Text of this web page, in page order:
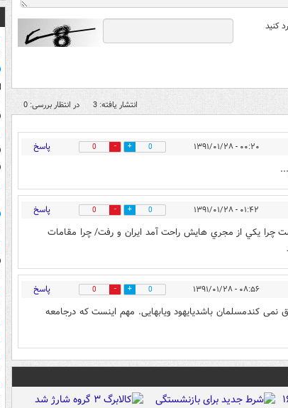
کنید
انتشار یافته: 3 در انتظار بررسی: 0
۰۰:۲۰ - ۱۳۹۱/۰۱/۲۸ 0
0 پاسخ
۰۱:۴۲ - ۱۳۹۱/۰۱/۲۸ 0
0 پاسخ
چرا يكي از مجري هايش راحت آمد ايران و رفت/ چرا مقامات
۰۸:۵۶ - ۱۳۹۱/۰۱/۲۸ 0
0 پاسخ
کندمسلمان باشدیایهود ویابهایی. مهم اینست که درجامعه